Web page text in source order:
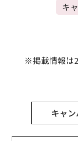
キ
※掲載情報は
キャ